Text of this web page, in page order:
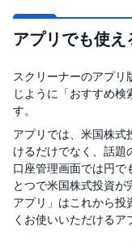
アプリでも使え
スクリーナーのアプリ
じように「おすすめ
す。
アプリでは、米国株
けるだけでなく、話題
口座管理画面では円で
とつで米国株式投資
アプリ」はこれから
くお使いいただけるア